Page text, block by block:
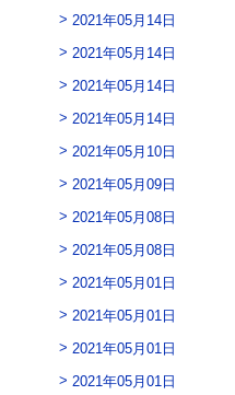
2021年05月14日
2021年05月14日
2021年05月14日
2021年05月14日
2021年05月10日
2021年05月09日
2021年05月08日
2021年05月08日
2021年05月01日
2021年05月01日
2021年05月01日
2021年05月01日